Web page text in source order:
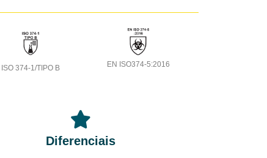
ISO 374-1/TIPO B EN ISO374-5:2016
Diferenciais